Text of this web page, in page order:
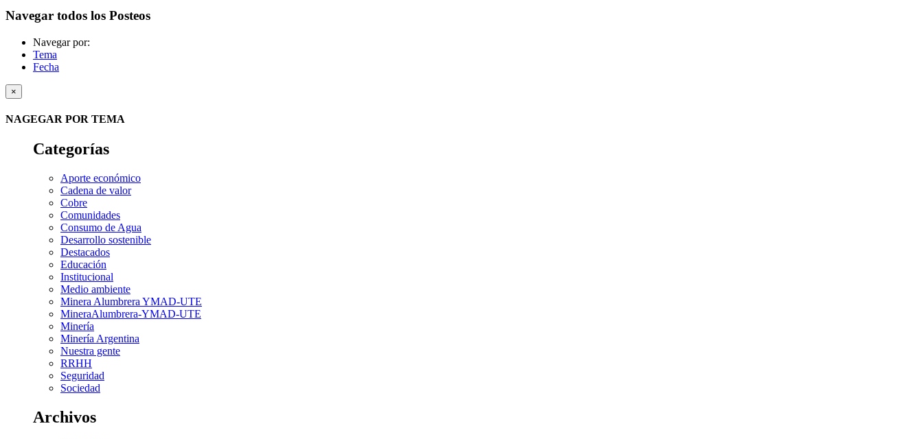
Navegar todos los Posteos
Navegar por:
Tema
Fecha
×
NAGEGAR POR TEMA
Categorías
Aporte económico
Cadena de valor
Cobre
Comunidades
Consumo de Agua
Desarrollo sostenible
Destacados
Educación
Institucional
Medio ambiente
Minera Alumbrera YMAD-UTE
MineraAlumbrera-YMAD-UTE
Minería
Minería Argentina
Nuestra gente
RRHH
Seguridad
Sociedad
Archivos